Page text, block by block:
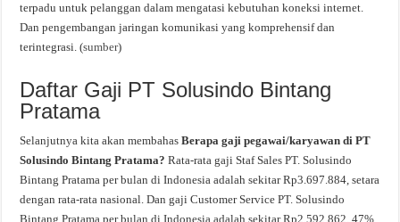
terpadu untuk pelanggan dalam mengatasi kebutuhan koneksi internet.
Dan pengembangan jaringan komunikasi yang komprehensif dan
terintegrasi. (sumber)
Daftar Gaji PT Solusindo Bintang
Pratama
Selanjutnya kita akan membahasBerapa gaji pegawai/karyawan di PT
Solusindo Bintang Pratama?Rata-rata gaji Staf Sales PT. Solusindo
Bintang Pratama per bulan di Indonesia adalah sekitar Rp3.697.884, setara
dengan rata-rata nasional. Dan gaji Customer Service PT. Solusindo
Bintang Pratama per bulan di Indonesia adalah sekitar Rp2.592.862, 47%